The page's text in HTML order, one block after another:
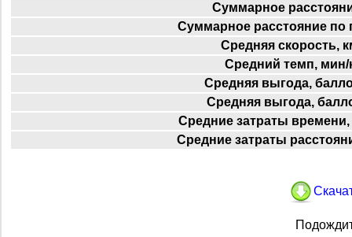
Суммарное
Суммарное расстояние по
Средняя скорость,
Средний темп, мин/
Средняя выгода,
Средняя выгода,
Средние затраты
Средние затраты